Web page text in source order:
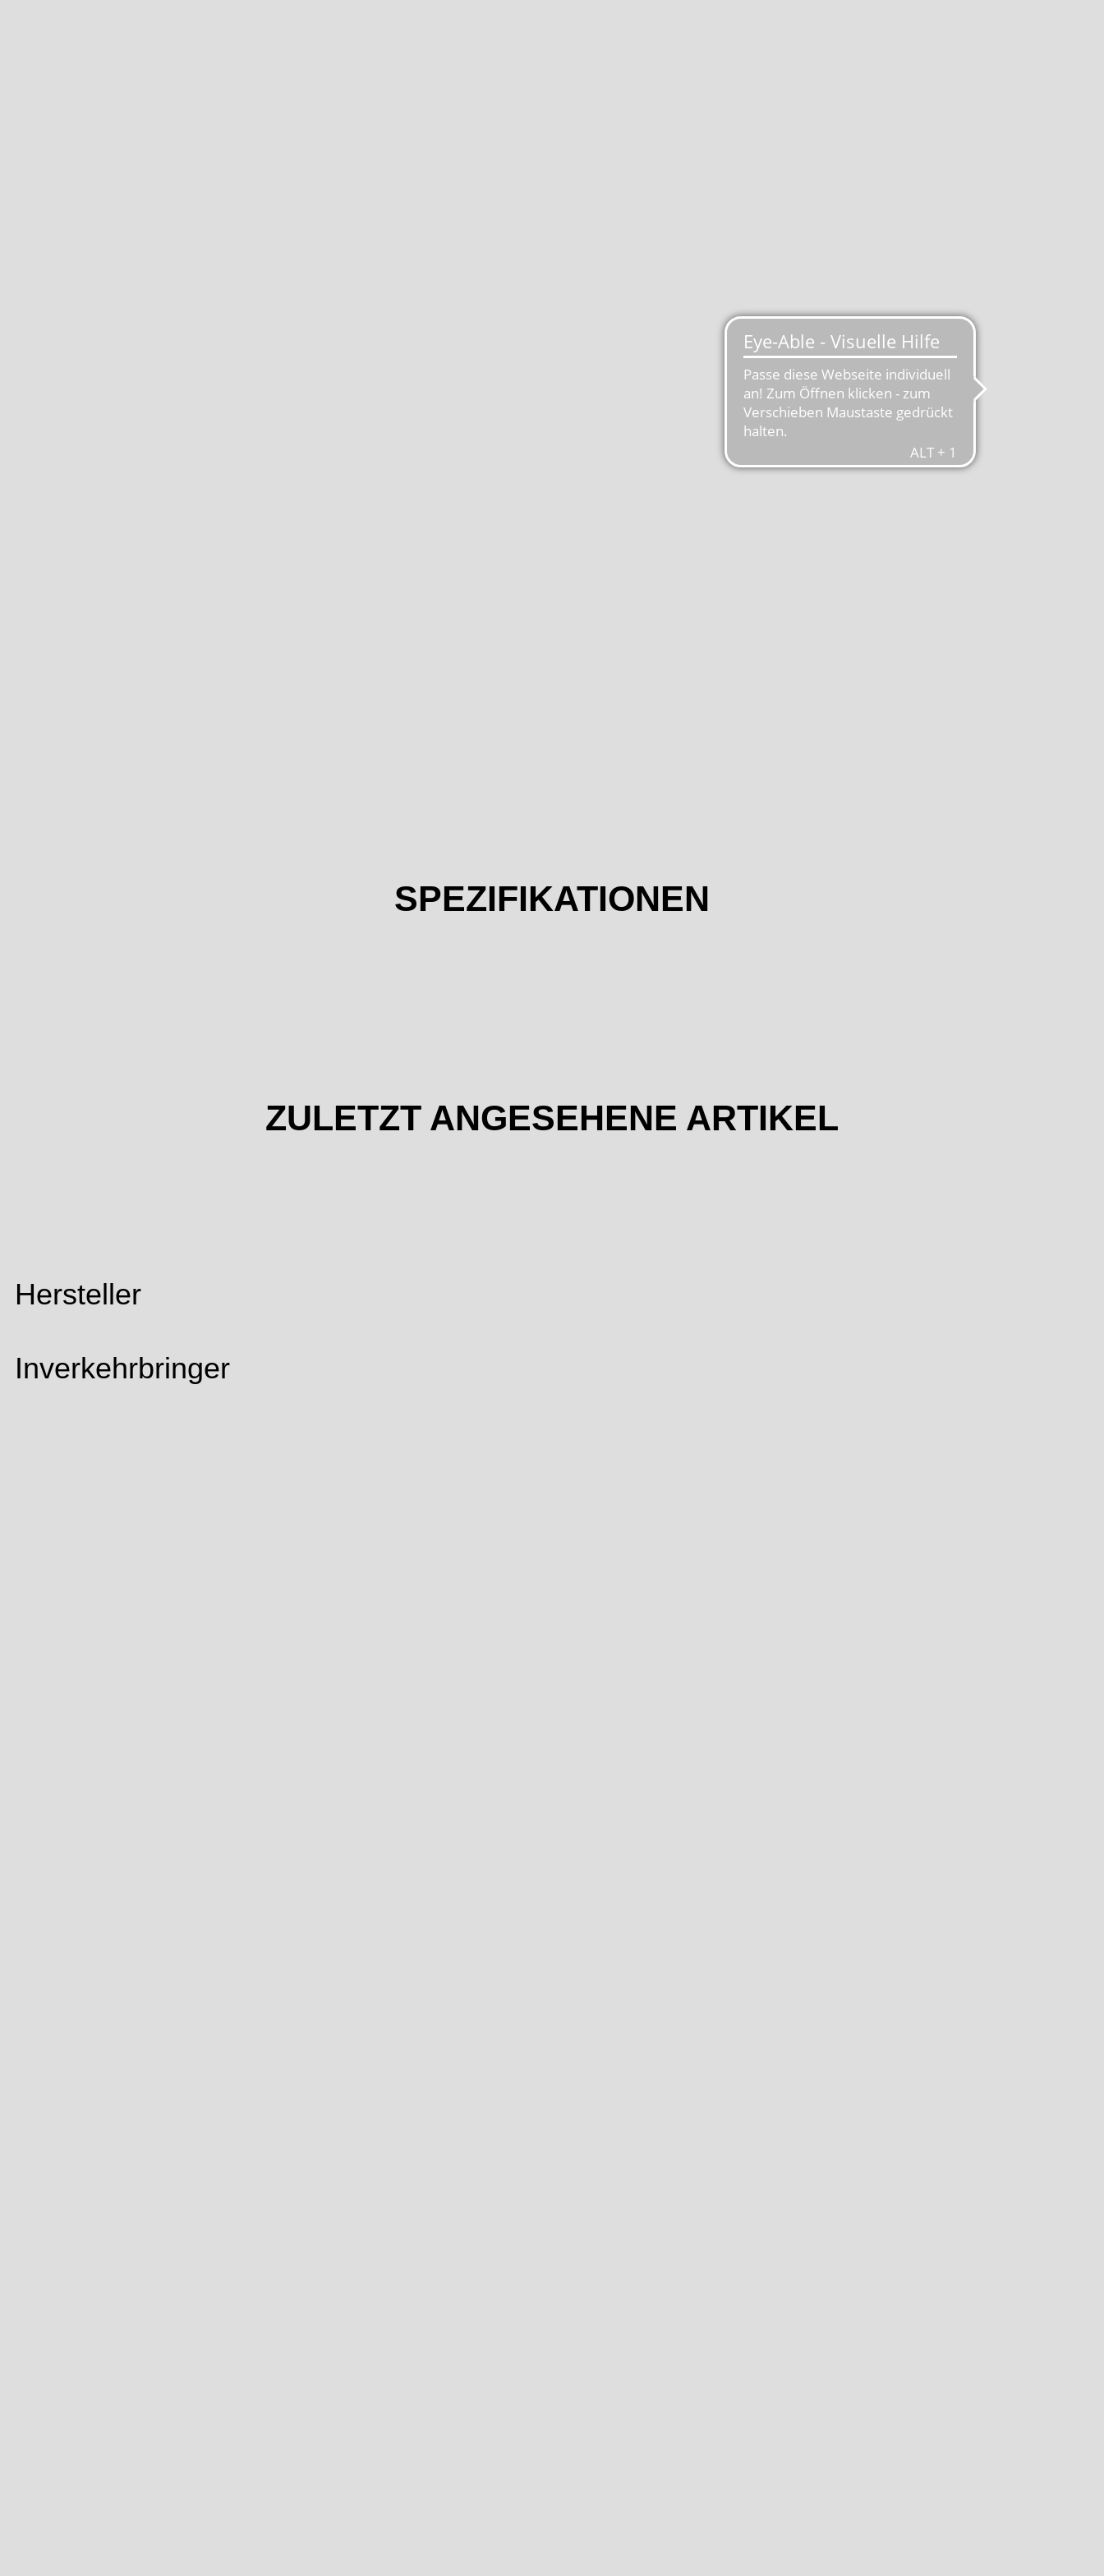
SPEZIFIKATIONEN
ZULETZT ANGESEHENE ARTIKEL
Hersteller
Inverkehrbringer